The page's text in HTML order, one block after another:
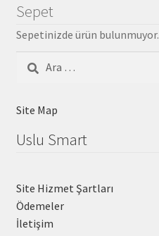
Sepet
Sepetinizde ürün bulunmuyor.
Arama:
Site Map
Uslu Smart
Site Hizmet Şartları
Ödemeler
İletişim